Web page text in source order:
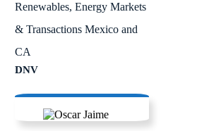
Renewables, Energy Markets
& Transactions Mexico and
CA
DNV